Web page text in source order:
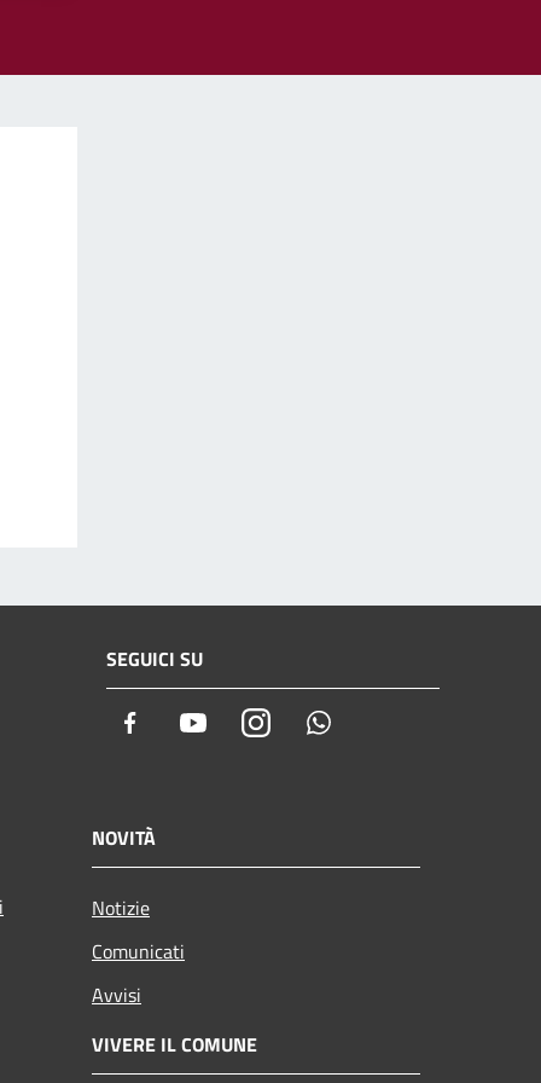
SEGUICI SU
Facebook YoutubeInstagram
NOVITÀ
Notizie
Comunicati
Avvisi
VIVERE IL COMUNE